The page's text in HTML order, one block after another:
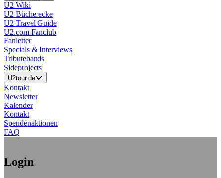
U2 Wiki
U2 Bücherecke
U2 Travel Guide
U2.com Fanclub
Fanletter
Specials & Interviews
Tributebands
Sideprojects
U2tour.de
Kontakt
Newsletter
Kalender
Kontakt
Spendenaktionen
FAQ
Login